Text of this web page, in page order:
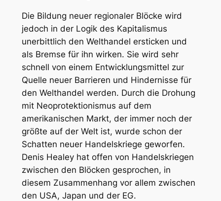
Die Bildung neuer regionaler Blöcke wird
jedoch in der Logik des Kapitalismus
unerbittlich den Welthandel ersticken und
als Bremse für ihn wirken. Sie wird sehr
schnell von einem Entwicklungsmittel zur
Quelle neuer Barrieren und Hindernisse für
den Welthandel werden. Durch die Drohung
mit Neoprotektionismus auf dem
amerikanischen Markt, der immer noch der
größte auf der Welt ist, wurde schon der
Schatten neuer Handelskriege geworfen.
Denis Healey hat offen von Handelskriegen
zwischen den Blöcken gesprochen, in
diesem Zusammenhang vor allem zwischen
den USA, Japan und der EG.